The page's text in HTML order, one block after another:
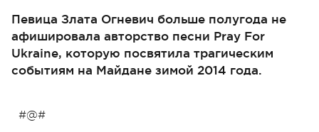
Певица Злата Огневич больше полугода не
афишировала авторство песни Pray For
Ukraine, которую посвятила трагическим
событиям на Майдане зимой 2014 года.
#@#